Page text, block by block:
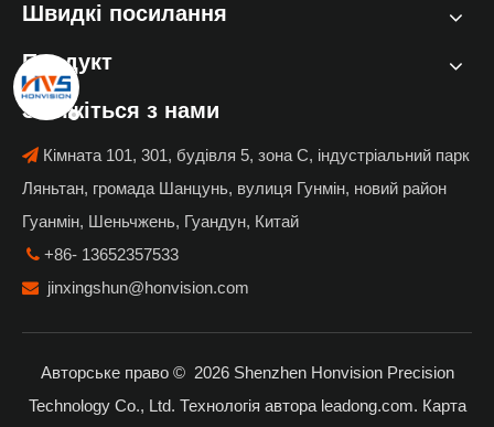
Швидкі посилання
Продукт
Зв'яжіться з нами
 Кімната 101, 301, будівля 5, зона C, індустріальний парк
Ляньтан, громада Шанцунь, вулиця Гунмін, новий район
Гуанмін, Шеньчжень, Гуандун, Китай
 +86- 13652357533
 jinxingshun@honvision.com
Авторське право © 2026Shenzhen Honvision Precision
Technology Co., Ltd. Технологія автора leadong.com. Карта